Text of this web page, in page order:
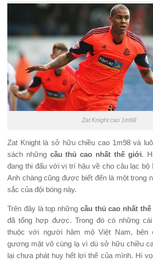
Zat Knight cao 1m98
Zat Knight là sở hữu chiều cao 1m98 và
sách những cầu thủ cao nhất thế giới.
đang thi đấu với vị trí hậu về cho câu lạc bộ
Anh chàng cũng được biết đến là một trong
sắc của đội bóng này.
Trên đây là top những cầu thủ cao nhất
đã tổng hợp được. Trong đó có những
thuộc với người hâm mộ Việt Nam, bên
gương mặt vô cùng lạ vì dù sở hữu chiều
lại chưa phát huy hết lợi thế của mình. Hi